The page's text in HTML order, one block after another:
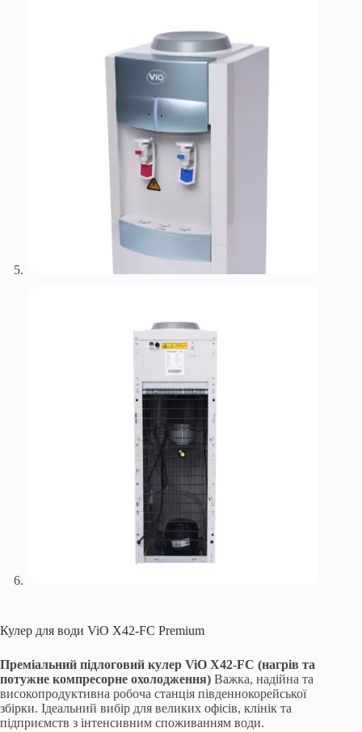
Кулер для води ViO X42-FC Premium
Преміальний підлоговий кулер ViO X42-FC (нагрів та
потужне компресорне охолодження) Важка, надійна та
високопродуктивна робоча станція південнокорейської
збірки. Ідеальний вибір для великих офісів, клінік та
підприємств з інтенсивним споживанням води.